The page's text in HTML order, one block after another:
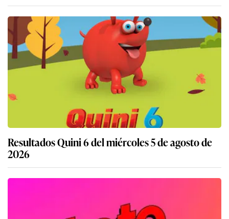
Resultados Quini 6 del miércoles 5 de agosto de
2026